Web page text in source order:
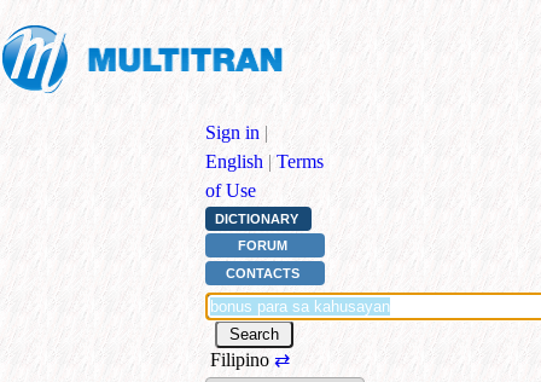
Sign in |
English | Terms
of Use
DICTIONARY
FORUM
CONTACTS
Filipino ⇄